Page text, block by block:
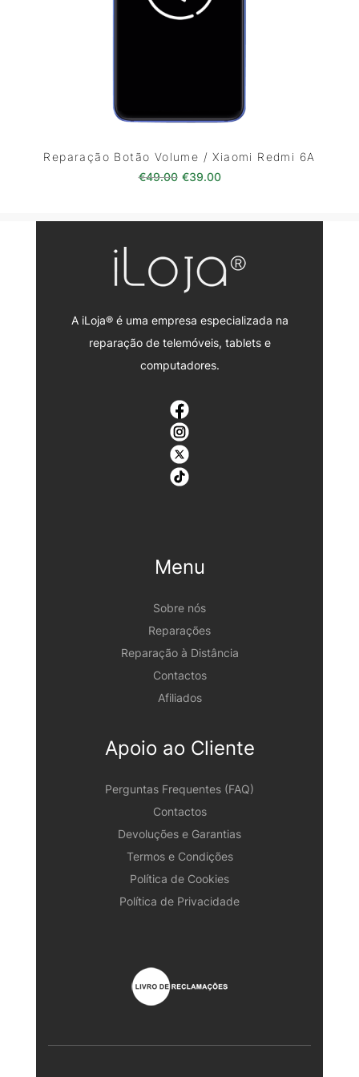
Reparação Botão Volume / Xiaomi Redmi 6A
€49.00 O preço original era: €49.00.
€39.00O preço atual é:
A iLoja® é uma empresa especializada na
reparação de telemóveis, tablets e
computadores.
Menu
Sobre nós
Reparações
Reparação à Distância
Contactos
Afiliados
Apoio ao Cliente
Perguntas Frequentes (FAQ)
Contactos
Devoluções e Garantias
Termos e Condições
Política de Cookies
Política de Privacidade